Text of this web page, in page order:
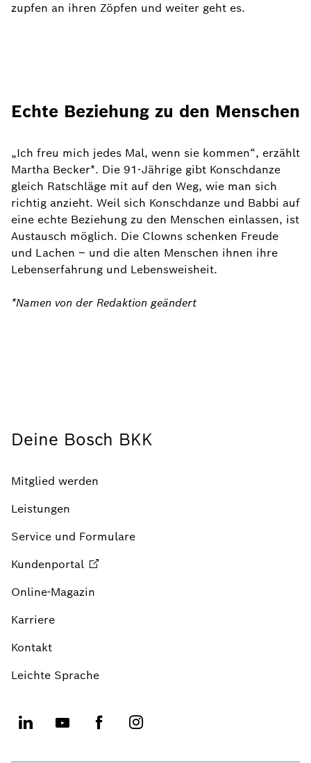
zupfen an ihren Zöpfen und weiter geht es.
Echte Beziehung zu den Menschen
„Ich freu mich jedes Mal, wenn sie kommen“, erzählt
Martha Becker*. Die 91-Jährige gibt Konschdanze
gleich Ratschläge mit auf den Weg, wie man sich
richtig anzieht. Weil sich Konschdanze und Babbi auf
eine echte Beziehung zu den Menschen einlassen, ist
Austausch möglich. Die Clowns schenken Freude
und Lachen – und die alten Menschen ihnen ihre
Lebenserfahrung und Lebensweisheit.
*Namen von der Redaktion geändert
Deine Bosch BKK
Mitglied werden
Leistungen
Service und Formulare
Kundenportal
Online-Magazin
Karriere
Kontakt
Leichte Sprache